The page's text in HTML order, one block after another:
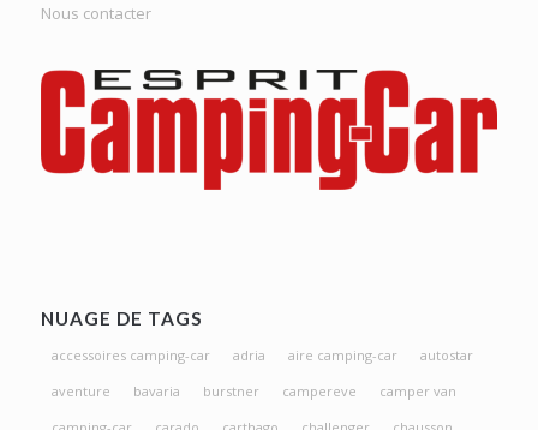
Nous contacter
NUAGE DE TAGS
accessoires camping-car adria aire camping-car
autostar
aventure
bavaria burstner campereve
camper van